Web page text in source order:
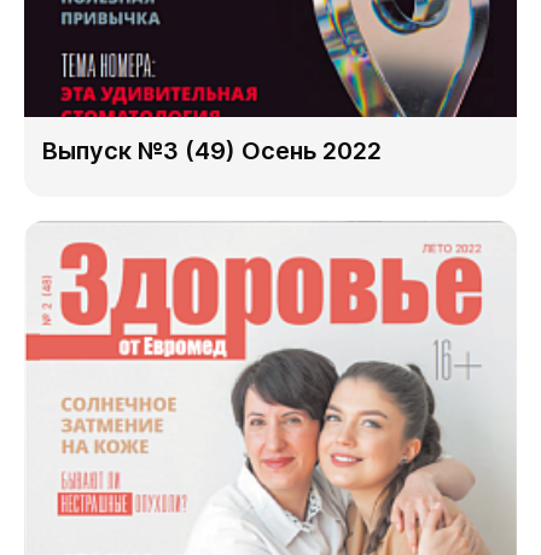
Выпуск №3 (49) Осень 2022